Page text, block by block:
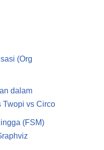
(Org
dalam
Twopi vs Circo
(FSM)